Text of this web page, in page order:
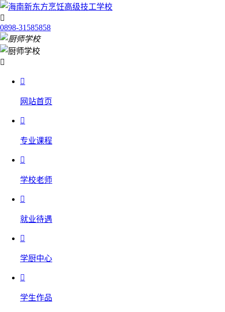

0898-31585858


网站首页

专业课程

学校老师

就业待遇

学厨中心

学生作品